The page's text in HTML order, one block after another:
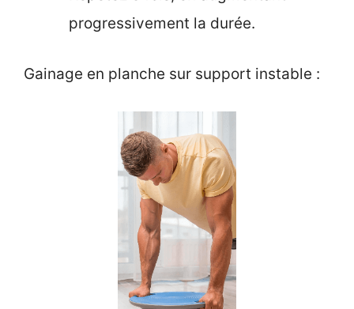
progressivement la durée.
Gainage en planche sur support instable :